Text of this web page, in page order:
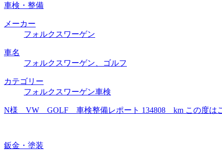
車検・整備
メーカー
フォルクスワーゲン
車名
フォルクスワーゲン、ゴルフ
カテゴリー
フォルクスワーゲン車検
N様 VW GOLF 車検整備レポート 134808 km この度はご
鈑金・塗装